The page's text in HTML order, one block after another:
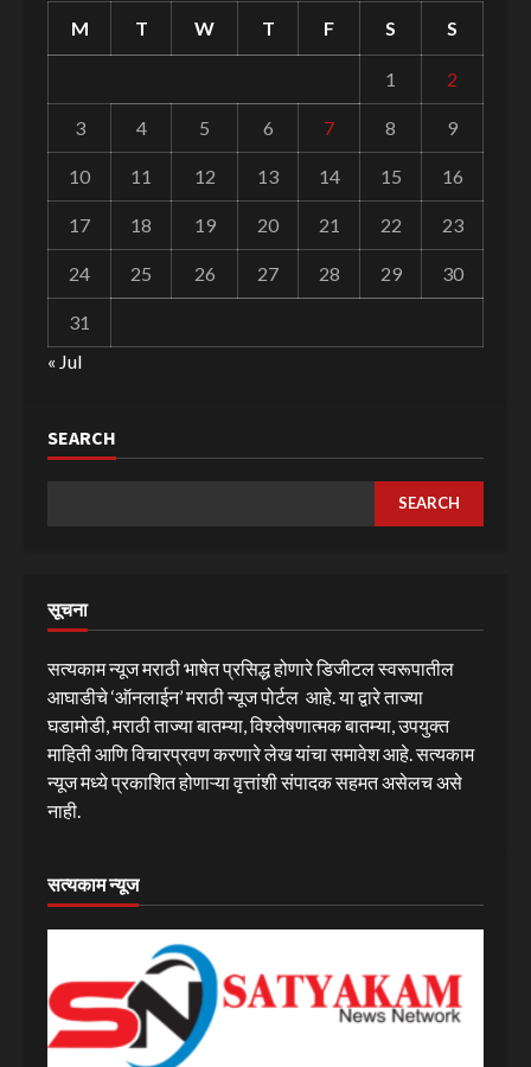
M T W T F S S
1 2
3 4 5 6 7 8 9
10 11 12 13 14 15 16
17 18 19 20 21 22 23
24 25 26 27 28 29 30
31
« Jul
SEARCH
SEARCH
सूचना
सत्यकाम न्यूज मराठी भाषेत प्रसिद्ध होणारे डिजीटल स्वरूपातील
आघाडीचे ‘ऑनलाईन’ मराठी न्यूज पोर्टल आहे. या द्वारे ताज्या
घडामोडी, मराठी ताज्या बातम्या, विश्लेषणात्मक बातम्या, उपयुक्त
माहिती आणि विचारप्रवण करणारे लेख यांचा समावेश आहे. सत्यकाम
न्यूज मध्ये प्रकाशित होणाऱ्या वृत्तांशी संपादक सहमत असेलच असे
नाही.
सत्यकाम न्यूज